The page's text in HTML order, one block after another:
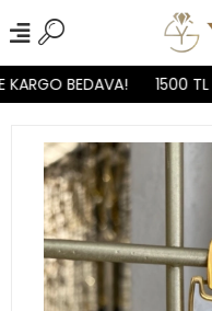
BEDAVA! 1500 TL